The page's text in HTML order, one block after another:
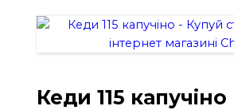
Кеди 115 капучіно